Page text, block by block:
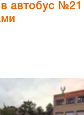
в автобус №21